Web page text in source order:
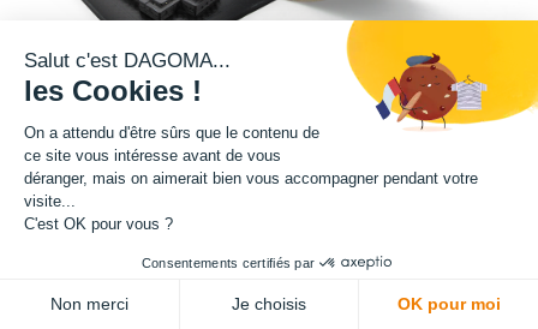
Matière : ABS EF
Diamètre : 1.75 mm
Grammage : 750 g
Salut c'est DAGOMA...
les Cookies !
On a attendu d'être sûrs que le contenu de
ce site vous intéresse avant de vous
déranger, mais on aimerait bien vous accompagner pendant votre
visite...
C'est OK pour vous ?
Consentements certifiés par
Non merci Je choisis OK pour moi